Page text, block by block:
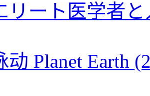
リート医学者
动 Planet Earth